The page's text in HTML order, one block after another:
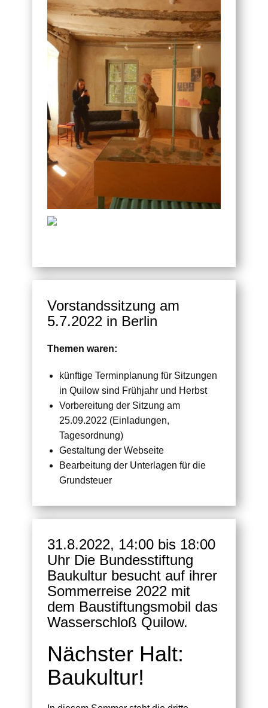
Vorstandssitzung am
5.7.2022 in Berlin
Themen waren:
künftige Terminplanung für Sitzungen
in Quilow sind Frühjahr und Herbst
Vorbereitung der Sitzung am
25.09.2022 (Einladungen,
Tagesordnung)
Gestaltung der Webseite
Bearbeitung der Unterlagen für die
Grundsteuer
31.8.2022, 14:00 bis 18:00
Uhr Die Bundesstiftung
Baukultur besucht auf ihrer
Sommerreise 2022 mit
dem Baustiftungsmobil das
Wasserschloß Quilow.
Nächster Halt:
Baukultur!